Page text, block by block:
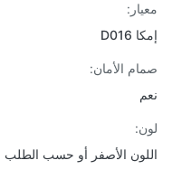
الأمان:
الأصفر أو حسب الطلب